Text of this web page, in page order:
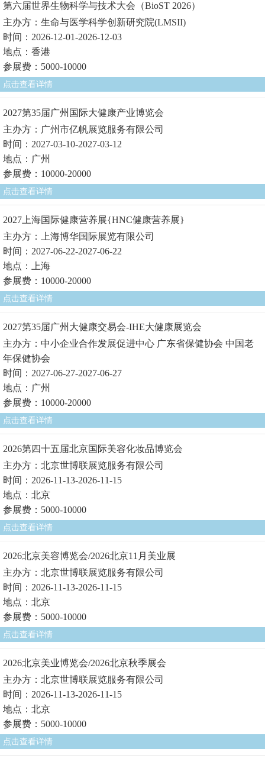
第六届世界生物科学与技术大会（BioST 2026）
主办方：生命与医学科学创新研究院(LMSII)
时间：2026-12-01-2026-12-03
地点：香港
参展费：5000-10000
点击查看详情
2027第35届广州国际大健康产业博览会
主办方：广州市亿帆展览服务有限公司
时间：2027-03-10-2027-03-12
地点：广州
参展费：10000-20000
点击查看详情
2027上海国际健康营养展{HNC健康营养展}
主办方：上海博华国际展览有限公司
时间：2027-06-22-2027-06-22
地点：上海
参展费：10000-20000
点击查看详情
2027第35届广州大健康交易会-IHE大健康展览会
主办方：中小企业合作发展促进中心 广东省保健协会 中国老
年保健协会
时间：2027-06-27-2027-06-27
地点：广州
参展费：10000-20000
点击查看详情
2026第四十五届北京国际美容化妆品博览会
主办方：北京世博联展览服务有限公司
时间：2026-11-13-2026-11-15
地点：北京
参展费：5000-10000
点击查看详情
2026北京美容博览会/2026北京11月美业展
主办方：北京世博联展览服务有限公司
时间：2026-11-13-2026-11-15
地点：北京
参展费：5000-10000
点击查看详情
2026北京美业博览会/2026北京秋季展会
主办方：北京世博联展览服务有限公司
时间：2026-11-13-2026-11-15
地点：北京
参展费：5000-10000
点击查看详情